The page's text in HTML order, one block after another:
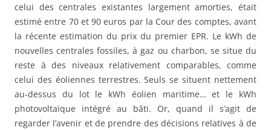
celui des centrales existantes largement amorties, était
estimé entre 70 et 90 euros par la Cour des comptes, avant
la récente estimation du prix du premier EPR. Le kWh de
nouvelles centrales fossiles, à gaz ou charbon, se situe du
reste à des niveaux relativement comparables, comme
celui des éoliennes terrestres. Seuls se situent nettement
au-dessus du lot le kWh éolien maritime… et le kWh
photovoltaïque intégré au bâti. Or, quand il s’agit de
regarder l’avenir et de prendre des décisions relatives à de